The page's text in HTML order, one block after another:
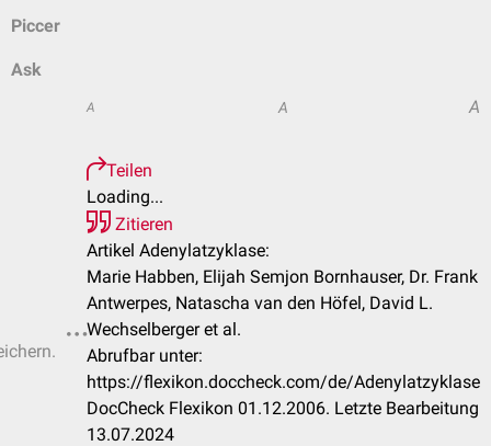
Piccer
Ask
A A A
Teilen
Loading...
Zitieren
Artikel Adenylatzyklase:
Marie Habben, Elijah Semjon Bornhauser, Dr. Frank
Antwerpes, Natascha van den Höfel, David L.
Wechselberger et al.
Abrufbar unter:
https://flexikon.doccheck.com/de/Adenylatzyklase
DocCheck Flexikon 01.12.2006. Letzte Bearbeitung
13.07.2024